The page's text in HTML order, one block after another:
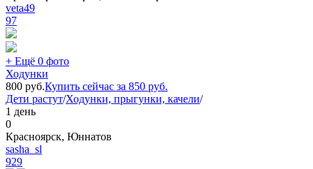
veta49
97
+ Ещё 0 фото
Ходунки
800 руб.Купить сейчас за 850 руб.
Дети растут/Ходунки, прыгунки, качели/
1 день
0
Красноярск, Юннатов
sasha_sl
929